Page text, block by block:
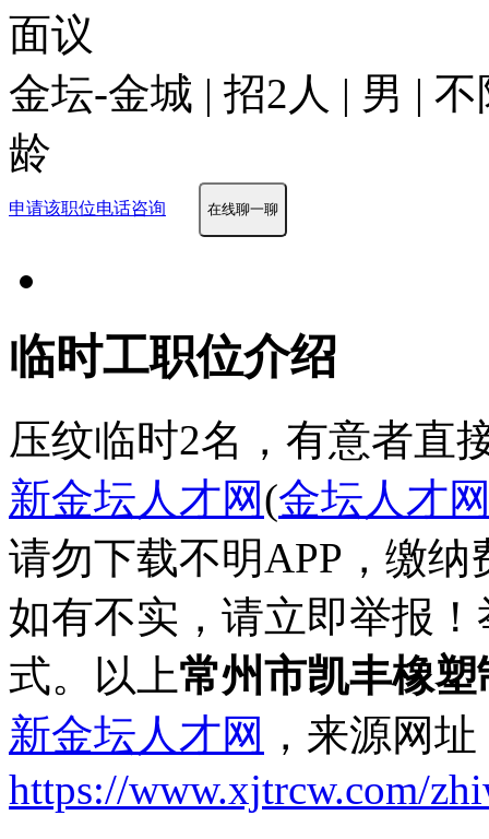
面议
金坛-金城 | 招2人 | 男 |
龄
申请该职位电话咨询 在线聊一聊
临时工职位介绍
压纹临时2名，有意者直
新金坛人才网(金坛人才
请勿下载不明APP，缴
如有不实，请立即举报
式。以上常州市凯丰橡
新金坛人才网 ，来源网
https://www.xjtrcw.com/